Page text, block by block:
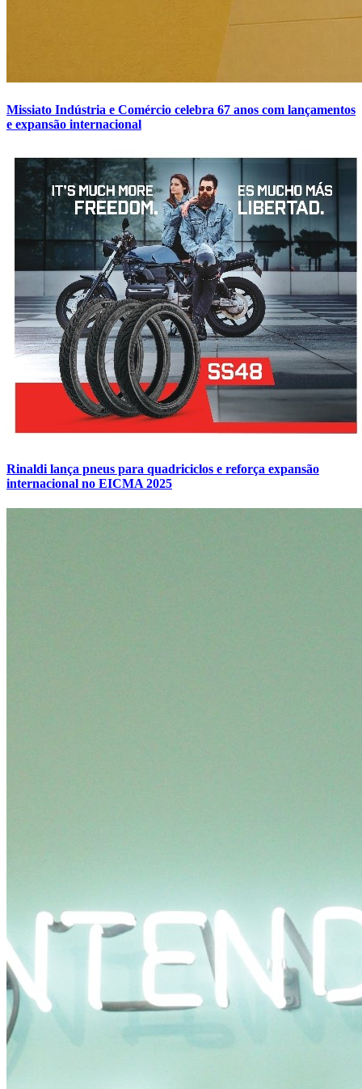
Missiato Indústria e Comércio celebra 67 anos com lançamentos
e expansão internacional
Rinaldi lança pneus para quadriciclos e reforça expansão
internacional no EICMA 2025